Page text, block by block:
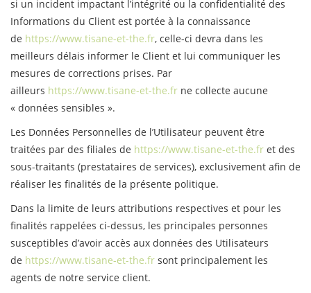
si un incident impactant l’intégrité ou la confidentialité des
Informations du Client est portée à la connaissance
de https://www.tisane-et-the.fr, celle-ci devra dans les
meilleurs délais informer le Client et lui communiquer les
mesures de corrections prises. Par
ailleurs https://www.tisane-et-the.fr ne collecte aucune
« données sensibles ».
Les Données Personnelles de l’Utilisateur peuvent être
traitées par des filiales de https://www.tisane-et-the.fr et des
sous-traitants (prestataires de services), exclusivement afin de
réaliser les finalités de la présente politique.
Dans la limite de leurs attributions respectives et pour les
finalités rappelées ci-dessus, les principales personnes
susceptibles d’avoir accès aux données des Utilisateurs
de https://www.tisane-et-the.fr sont principalement les
agents de notre service client.